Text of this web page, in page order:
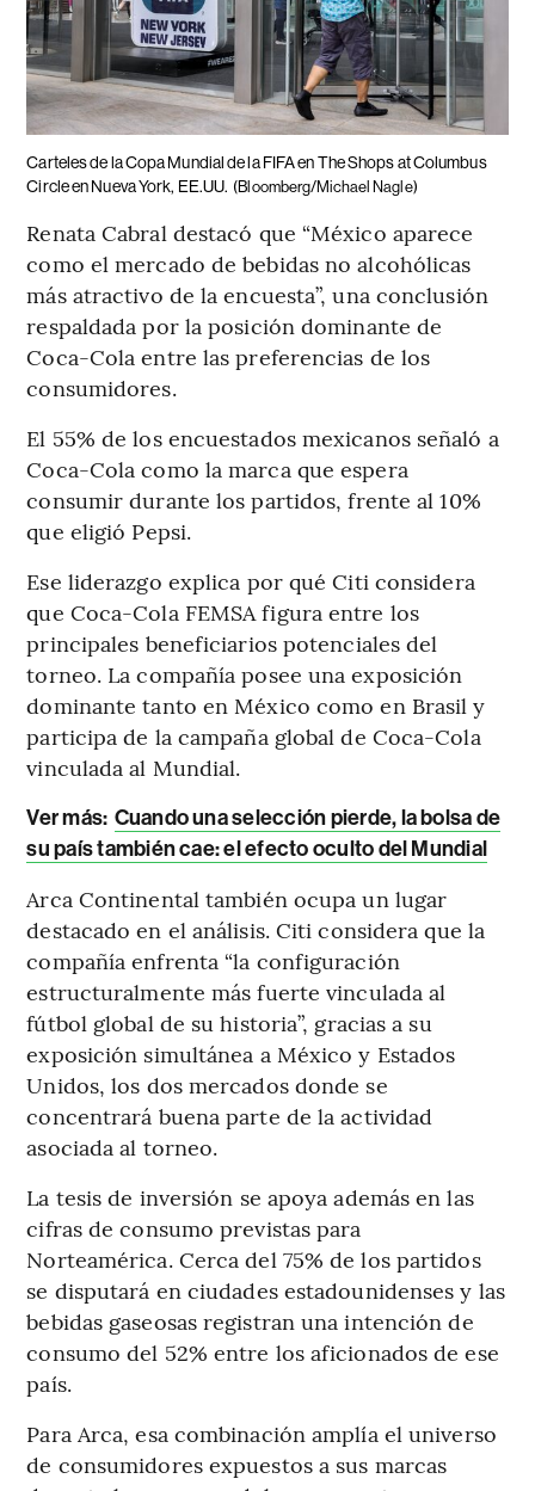
Carteles de la Copa Mundial de la FIFA en The Shops at Columbus
Circle en Nueva York, EE.UU. (Bloomberg/Michael Nagle)
Renata Cabral destacó que “México aparece
como el mercado de bebidas no alcohólicas
más atractivo de la encuesta”, una conclusión
respaldada por la posición dominante de
Coca-Cola entre las preferencias de los
consumidores.
El 55% de los encuestados mexicanos señaló a
Coca-Cola como la marca que espera
consumir durante los partidos, frente al 10%
que eligió Pepsi.
Ese liderazgo explica por qué Citi considera
que Coca-Cola FEMSA figura entre los
principales beneficiarios potenciales del
torneo. La compañía posee una exposición
dominante tanto en México como en Brasil y
participa de la campaña global de Coca-Cola
vinculada al Mundial.
Ver más: Cuando una selección pierde, la bolsa de
su país también cae: el efecto oculto del Mundial
Arca Continental también ocupa un lugar
destacado en el análisis. Citi considera que la
compañía enfrenta “la configuración
estructuralmente más fuerte vinculada al
fútbol global de su historia”, gracias a su
exposición simultánea a México y Estados
Unidos, los dos mercados donde se
concentrará buena parte de la actividad
asociada al torneo.
La tesis de inversión se apoya además en las
cifras de consumo previstas para
Norteamérica. Cerca del 75% de los partidos
se disputará en ciudades estadounidenses y las
bebidas gaseosas registran una intención de
consumo del 52% entre los aficionados de ese
país.
Para Arca, esa combinación amplía el universo
de consumidores expuestos a sus marcas